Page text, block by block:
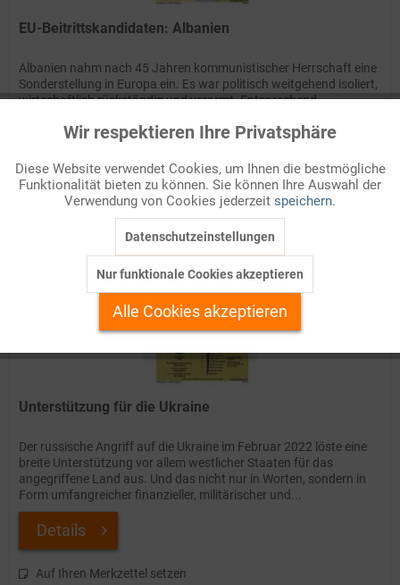
EU-Beitrittskandidaten: Albanien
Albanien nahm nach 45 Jahren kommunistischer Herrschaft eine
Sonderstellung in Europa ein. Es war politisch weitgehend isoliert,
wirtschaftlich rückständig und verarmt. Entsprechend
Auf Ihren Merkzettel setzen
Unterstützung für die Ukraine
Der russische Angriff auf die Ukraine im Februar 2022 löste eine
breite Unterstützung vor allem westlicher Staaten für das
angegriffene Land aus. Und das nicht nur in Worten, sondern in
Form umfangreicher finanzieller, militärischer und...
Details
Auf Ihren Merkzettel setzen
Funktionale Aktiv
Marketing Inaktiv
Personalisierung Inaktiv
Service
Wir respektieren Ihre Privatsphäre
Diese Website verwendet Cookies, um Ihnen die bestmögliche
Funktionalität bieten zu können. Sie können Ihre Auswahl der
Verwendung von Cookies jederzeit speichern.
Datenschutzeinstellungen
Nur funktionale Cookies akzeptieren
Alle Cookies akzeptieren